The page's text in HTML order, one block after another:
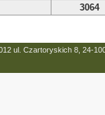
3064
ul. Czartoryskich 8, 24-